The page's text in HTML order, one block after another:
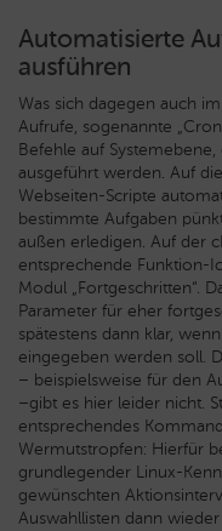
Automatisierte
ausführen
Was sich dagegen auch
Aufrufe, sogenannte
Befehle auf
ausgeführt werden. Auf
Webseiten-Scripte
bestimmte Aufgaben
außen erledigen. Auf der
entsprechende Funktion-
Modul „Fortgeschritten“.
Parameter für eher
spätestens dann klar,
eingegeben werden soll.
– beispielsweise für den
–gibt es hier leider nicht.
entsprechendes
Wermutstropfen: Hierfür
grundlegender Linux-
gewünschten
Auswahllisten dann